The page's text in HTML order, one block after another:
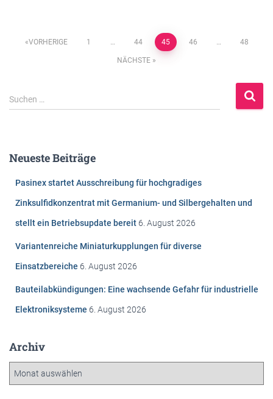
Beitragsnavigation
VORHERIGE 1 … 44 45 46 … 48
NÄCHSTE
S
u
n
Suchen …
Neueste Beiträge
Pasinex startet Ausschreibung für hochgradiges
Zinksulfidkonzentrat mit Germanium- und Silbergehalten und
stellt ein Betriebsupdate bereit 6. August 2026
Variantenreiche Miniaturkupplungen für diverse
Einsatzbereiche 6. August 2026
Bauteilabkündigungen: Eine wachsende Gefahr für industrielle
Elektroniksysteme 6. August 2026
Archiv